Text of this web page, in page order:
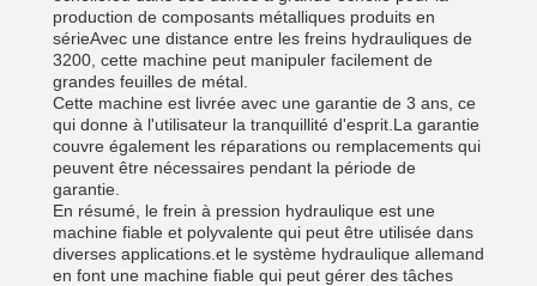
production de composants métalliques produits en
sérieAvec une distance entre les freins hydrauliques de
3200, cette machine peut manipuler facilement de
grandes feuilles de métal.
Cette machine est livrée avec une garantie de 3 ans, ce
qui donne à l'utilisateur la tranquillité d'esprit.La garantie
couvre également les réparations ou remplacements qui
peuvent être nécessaires pendant la période de
garantie.
En résumé, le frein à pression hydraulique est une
machine fiable et polyvalente qui peut être utilisée dans
diverses applications.et le système hydraulique allemand
en font une machine fiable qui peut gérer des tâches